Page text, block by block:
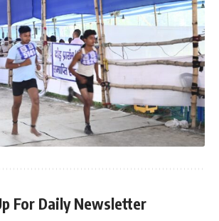
For Daily Newsletter